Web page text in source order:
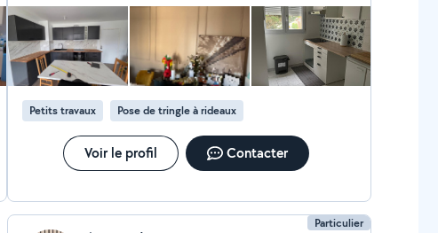
professionnalisme. En plus d'être très compétent, Christian est
ponctuel, sympathique, bienveillant et à l'écoute. Il prend le
temps de faire les choses correctement et le résultat est
impeccable. Merci encore pour votre excellent travail, je
n'hésiterai pas à refaire appel à vous et à vous recommander
autour de moi !
Petits travaux
Pose de tringle à rideaux
Voir le profil Contacter
Particulier